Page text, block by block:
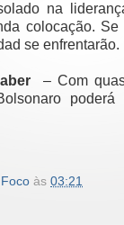
na
colocação. Se
se enfrentarão.
– Com
às 03:21